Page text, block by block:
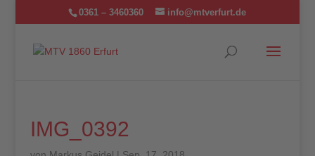
0361 – 3460360 info@mtverfurt.de
IMG_0392